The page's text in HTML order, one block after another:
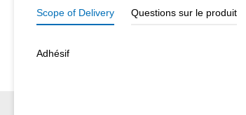
Scope of Delivery Questions sur le produit
Adhésif